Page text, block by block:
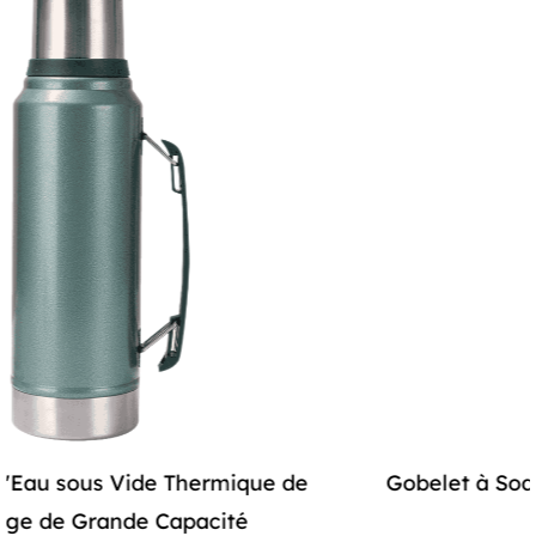
Construction en acier inoxydable de haute qualité :
Fabriqué en acier inoxydable de haute qualité, ce
thermos assure à la fois durabilité et sécurité.
L'utilisation de matériaux de qualité alimentaire
garantit que vos boissons restent exemptes de tout
arrière-goût métallique ou de produits chimiques
nocifs, vous offrant ainsi une tranquillité d'esprit à
chaque gorgée. La construction en acier inoxydable
rend également le thermos résistant à la rouille et à
la corrosion, garantissant ainsi sa longévité même
Options de personnalisation :
La personnalisation est la clé avec la bouteille
Gobelet à Soda sous Vide d'Été avec Poignée
en Paille